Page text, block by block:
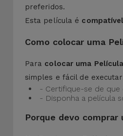
preferidos.
Esta película é
Como colocar uma
Para colocar uma
simples e fácil de
- Certifique-se de que
- Disponha a película
Porque devo comprar